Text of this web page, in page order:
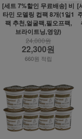
[세트 7%할인 무료배송] 비
타민 모델링 컵팩 8개(1일1
팩 추천,얼굴팩,필오프팩,
브라이트닝,영양)
24,000원
22,300원
660원 적립
[